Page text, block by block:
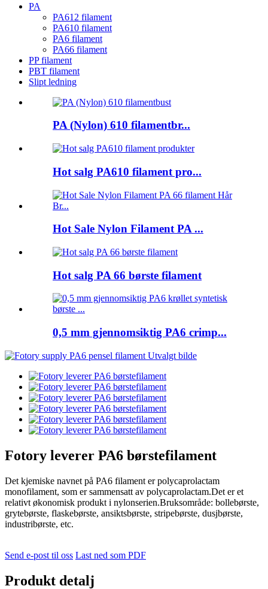
PA
PA612 filament
PA610 filament
PA6 filament
PA66 filament
PP filament
PBT filament
Slipt ledning
PA (Nylon) 610 filamentbr...
Hot salg PA610 filament pro...
Hot Sale Nylon Filament PA ...
Hot salg PA 66 børste filament
0,5 mm gjennomsiktig PA6 crimp...
Fotory leverer PA6 børstefilament
Det kjemiske navnet på PA6 filament er polycaprolactam
monofilament, som er sammensatt av polycaprolactam.Det er et
relativt økonomisk produkt i nylonserien.Bruksområde: bollebørste,
grytebørste, flaskebørste, ansiktsbørste, stripebørste, dusjbørste,
industribørste, etc.
Send e-post til oss Last ned som PDF
Produkt detalj